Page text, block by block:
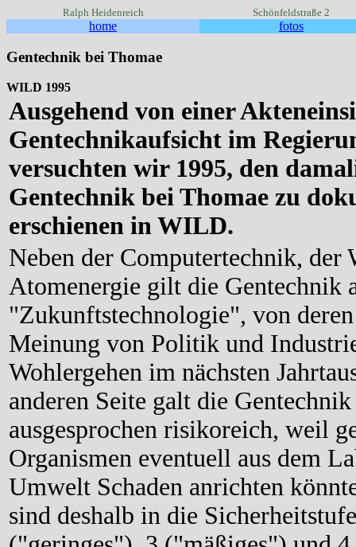
Ralph Heidenreich Schönfeldstraße 2
home fotos
Gentechnik bei Thomae
WILD 1995
Ausgehend von einer
Gentechnikaufsicht im
versuchten wir 1995, den
Gentechnik bei Thomae zu
erschienen in WILD.
Neben der Computertechnik, der
Atomenergie gilt die Gentechnik
"Zukunftstechnologie", von
Meinung von Politik und
Wohlergehen im nächsten
anderen Seite galt die
ausgesprochen risikoreich, weil
Organismen eventuell aus dem
Umwelt Schaden anrichten
sind deshalb in die